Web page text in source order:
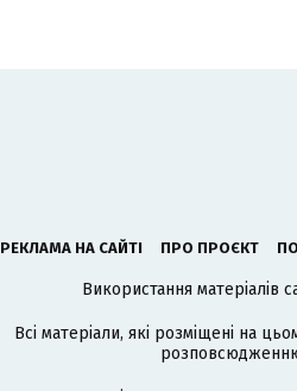
РЕКЛАМА НА САЙТІ ПРО ПРОЄКТ
Використання матеріалів
Всі матеріали, які розміщені на
розповсюдженню